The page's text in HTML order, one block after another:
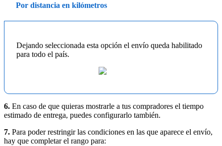
Por distancia en kilómetros
Dejando seleccionada esta opción el envío queda habilitado
para todo el país.
6. En caso de que quieras mostrarle a tus compradores el tiempo
estimado de entrega, puedes configurarlo también.
7. Para poder restringir las condiciones en las que aparece el envío,
hay que completar el rango para: